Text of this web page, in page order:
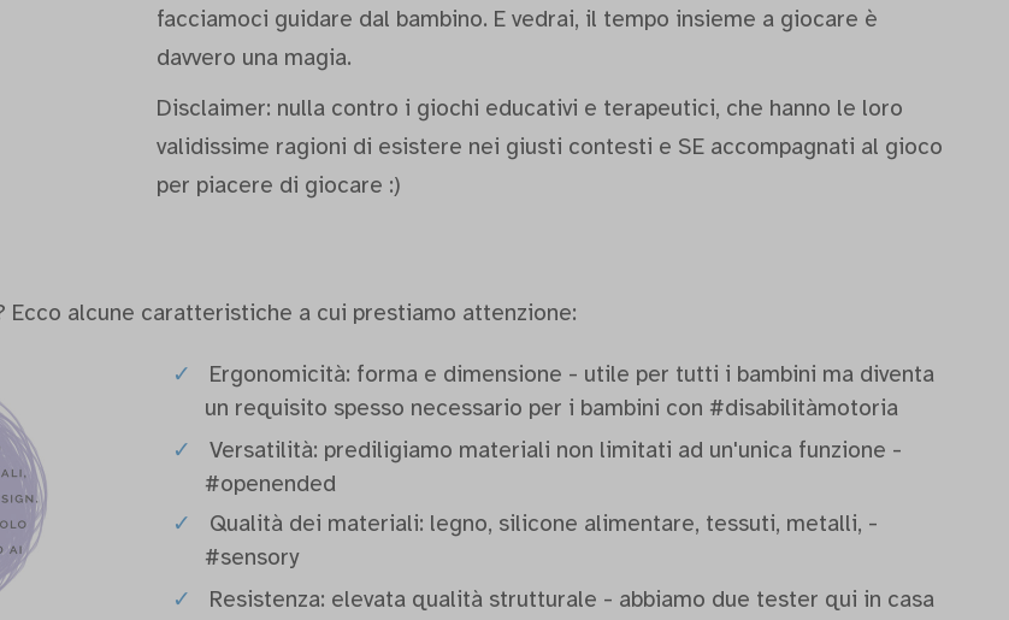
facciamoci guidare dal bambino. E vedrai, il tempo insieme a giocare è
davvero una magia.
Disclaimer: nulla contro i giochi educativi e terapeutici, che hanno le loro
validissime ragioni di esistere nei giusti contesti e SE accompagnati al gioco
per piacere di giocare :)
Ecco alcune caratteristiche a cui prestiamo attenzione:
Ergonomicità: forma e dimensione - utile per tutti i bambini ma diventa
un requisito spesso necessario per i bambini con #disabilitàmotoria
Versatilità: prediligiamo materiali non limitati ad un'unica funzione -
#openended
Qualità dei materiali: legno, silicone alimentare, tessuti, metalli, -
#sensory
Resistenza: elevata qualità strutturale - abbiamo due tester qui in casa